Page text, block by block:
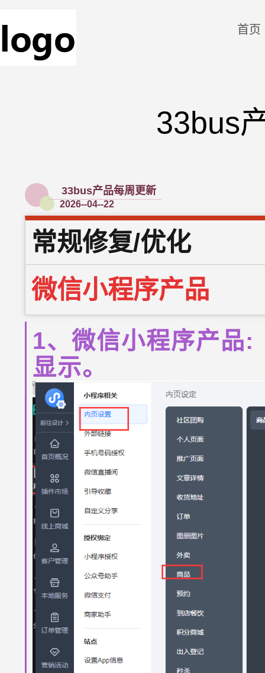
首页
33bus
33bus产品每周更新
2026--04--22
常规修复/优化
微信小程序产品
1、微信小程序产品
显示。